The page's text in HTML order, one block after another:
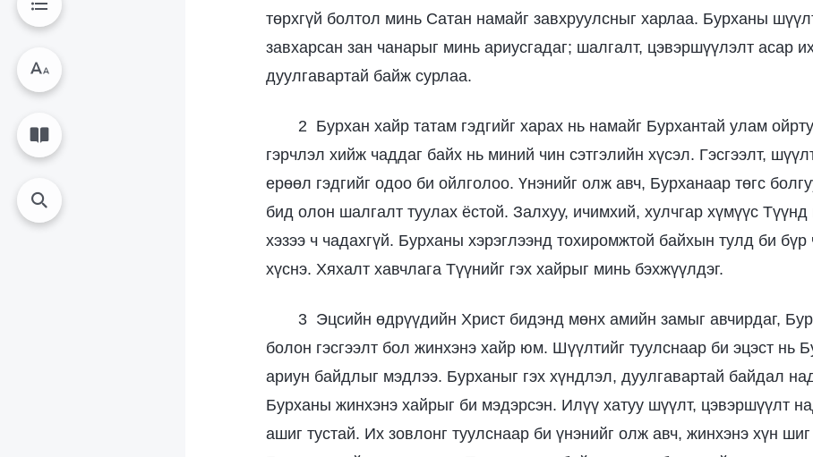
төрхгүй болтол минь Сатан намайг завхруулсныг харлаа. Бурханы
завхарсан зан чанарыг минь ариусгадаг; шалгалт, цэвэршүүлэлт асар
дуулгавартай байж сурлаа.
2 Бурхан хайр татам гэдгийг харах нь намайг Бурхантай улам
гэрчлэл хийж чаддаг байх нь миний чин сэтгэлийн хүсэл. Гэсгээлт,
ерөөл гэдгийг одоо би ойлголоо. Үнэнийг олж авч, Бурханаар төгс
бид олон шалгалт туулах ёстой. Залхуу, ичимхий, хулчгар хүмүүс
хэзээ ч чадахгүй. Бурханы хэрэглээнд тохиромжтой байхын тулд би бүр
хүснэ. Хяхалт хавчлага Түүнийг гэх хайрыг минь бэхжүүлдэг.
3 Эцсийн өдрүүдийн Христ бидэнд мөнх амийн замыг авчирдаг,
болон гэсгээлт бол жинхэнэ хайр юм. Шүүлтийг туулснаар би эцэст нь
ариун байдлыг мэдлээ. Бурханыг гэх хүндлэл, дуулгавартай байдал
Бурханы жинхэнэ хайрыг би мэдэрсэн. Илүү хатуу шүүлт, цэвэршүүлт
ашиг тустай. Их зовлонг туулснаар би үнэнийг олж авч, жинхэнэ хүн